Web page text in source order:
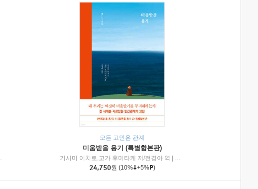
미숙,서미숙 저 | 제이브리즈북스
모든 고민은 관계
미움받을 용기 (특별합본판)
기시미 이치로,고가 후미타케 저/전경아 역
인플루엔셜
24,750원 (10% +5% )